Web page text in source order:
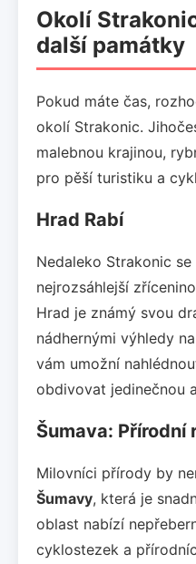
Okolí
další památky
Pokud máte čas,
okolí Strakonic.
malebnou krajinou,
pro pěší turistiku a
Hrad Rabí
Nedaleko Strakonic se
nejrozsáhlejší
Hrad je známý svou
nádhernými výhledy
vám umožní
obdivovat jedinečnou
Šumava: Přírodní
Milovníci přírody by
Šumavy, která je
oblast nabízí
cyklostezek a